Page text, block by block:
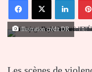
courriel
illustration crédit DR